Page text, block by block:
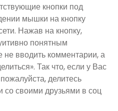
кнопки под
мышки на кнопку
Нажав на кнопку,
понятным
вводить комментарии, а
Так что, если у Вас
делитесь
своими друзьями в соц